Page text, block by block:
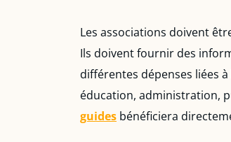
Les associations doivent
Ils doivent fournir des
différentes dépenses liées
éducation, administration,
guides bénéficiera